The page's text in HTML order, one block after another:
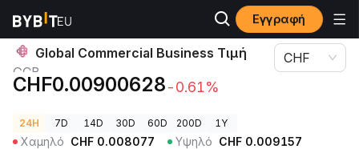
Εγγραφή
Τιμές Κρυπτονομισμάτων Global Commercial Business Τιμή GCB
Global Commercial Business Τιμή
GCB
CHF0.00900628-0.61%
CHF
24H 7D 14D 30D 60D 200D 1Y
Χαμηλό CHF 0.008077 Υψηλό CHF 0.009157